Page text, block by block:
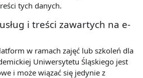
tych danych.
i treści zawartych na e-
w ramach zajęć lub szkoleń dla
Uniwersytetu Śląskiego jest
i może wiązać się jedynie z